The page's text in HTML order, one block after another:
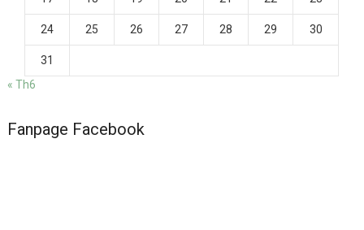
24 25 26 27 28 29 30
31
« Th6
Fanpage Facebook